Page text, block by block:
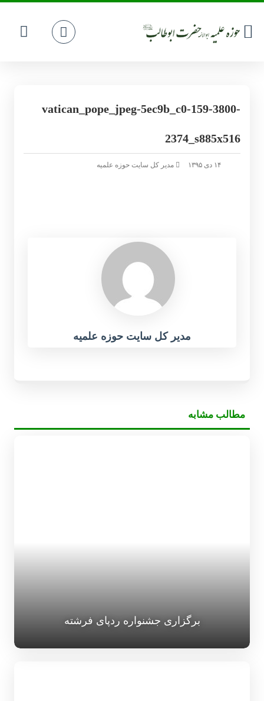
vatican_pope_jpeg-5ec9b_c0-159-3800-
2374_s885x516
۱۴ دی ۱۳۹۵ مدیر کل سایت حوزه علمیه
مدیر کل سایت حوزه علمیه
مطالب مشابه
برگزاری جشنواره ردپای فرشته